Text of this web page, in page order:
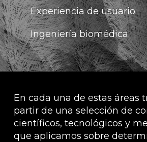
Experiencia de usuario
Ingeniería biomédica
En cada una de estas áreas
partir de una selección de
científicos, tecnológicos y
que aplicamos sobre